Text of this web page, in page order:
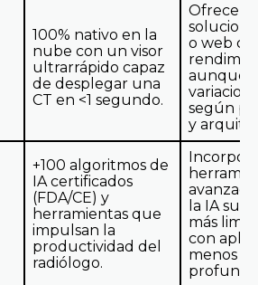
100% nativo en la
nube con un visor
ultrarrápido capaz
de desplegar una
CT en <1 segundo.
Ofrecen
o web
aunque
según
y
+100 algoritmos de
IA certificados
(FDA/CE) y
herramientas que
impulsan la
productividad del
radiólogo.
la IA
más
con
menos